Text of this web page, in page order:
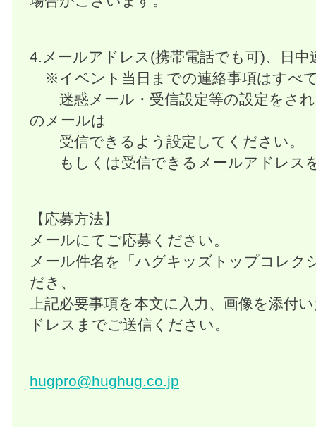
4.メールアドレス(携帯電話でも可)、日中
※イベント当日までの連絡事項はすべ
迷惑メール・受信設定等の設定をされ
のメールは
受信できるよう設定してください。
もしくは受信できるメールアドレス
【応募方法】
メールにてご応募ください。
メール件名を「ハグキッズトップコレク
だき、
上記必要事項を本文に入力、画像を添付
ドレスまでご送信ください。
hugpro@hughug.co.jp